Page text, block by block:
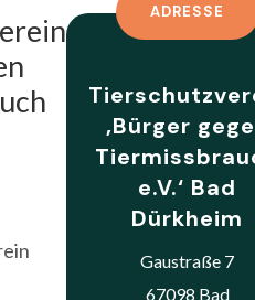
ADRESSE
‚Bürger
e.V.‘ Bad
Dürkheim
Gaustraße 7
67098 Bad